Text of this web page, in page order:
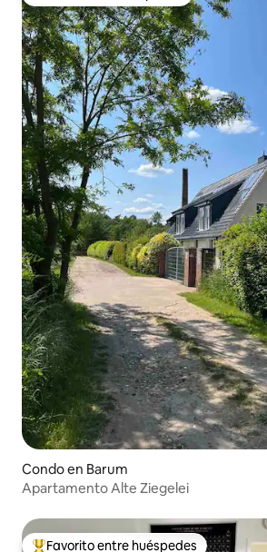
Condo en Barum
Apartamento Alte Ziegelei
Favorito entre huéspedes